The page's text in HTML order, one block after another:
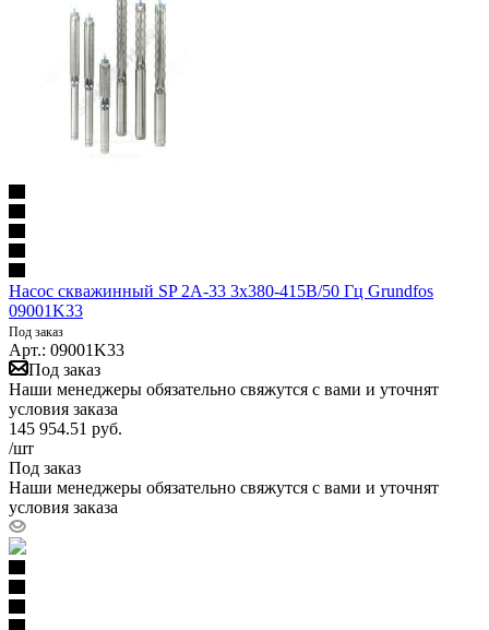
Насос скважинный SP 2A-33 3х380-415В/50 Гц Grundfos
09001K33
Под заказ
Арт.: 09001K33
Под заказ
Наши менеджеры обязательно свяжутся с вами и уточнят
условия заказа
145 954.51 руб.
/шт
Под заказ
Наши менеджеры обязательно свяжутся с вами и уточнят
условия заказа